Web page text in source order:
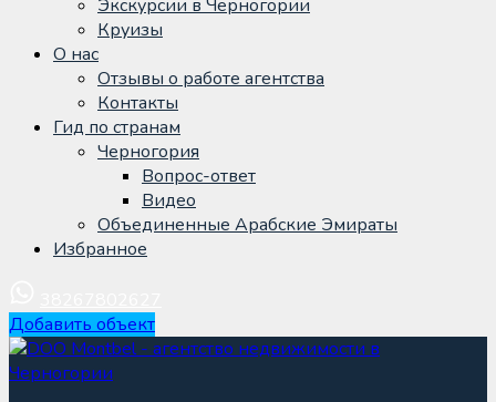
Экскурсии в Черногории
Круизы
О нас
Отзывы о работе агентства
Контакты
Гид по странам
Черногория
Вопрос-ответ
Видео
Объединенные Арабские Эмираты
Избранное
Добавить объект